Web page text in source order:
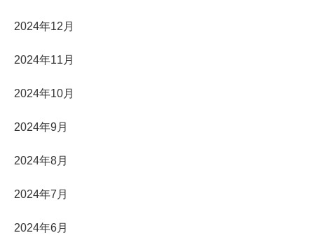
2024年12月
2024年11月
2024年10月
2024年9月
2024年8月
2024年7月
2024年6月